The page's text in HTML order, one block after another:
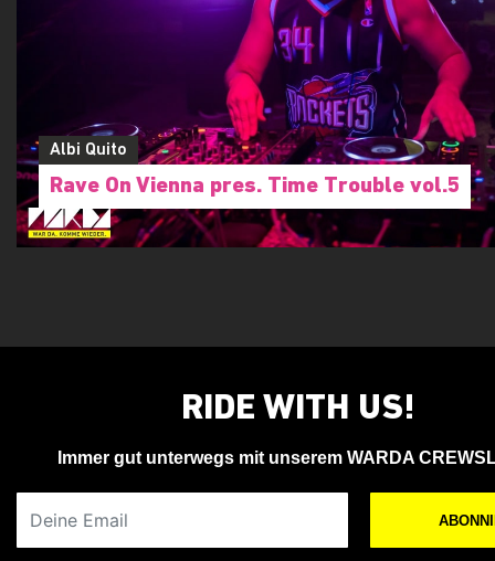
Albi Quito
Rave On Vienna pres. Time Trouble vol.5
RIDE WITH US!
Immer gut unterwegs mit unserem WARDA